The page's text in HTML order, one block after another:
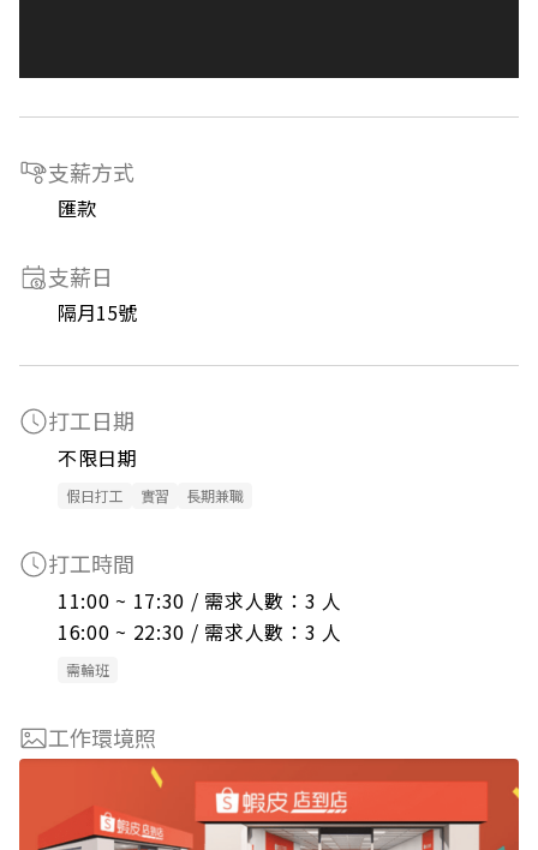
支薪方式
匯款
支薪日
隔月15號
打工日期
不限日期
假日打工 實習 長期兼職
打工時間
11:00 ~ 17:30 / 需求人數：3 人
16:00 ~ 22:30 / 需求人數：3 人
需輪班
工作環境照